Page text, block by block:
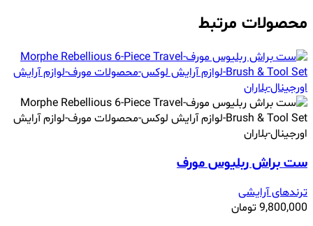
محصولات مرتبط
ست براش ربلیوس مورف
ترندهای آرایشی
9,800,000تومان